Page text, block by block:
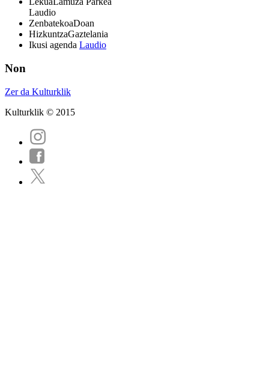
Laudio
ZenbatekoaDoan
HizkuntzaGaztelania
Ikusi agenda Laudio
Non
Zer da Kulturklik
Kulturklik © 2015